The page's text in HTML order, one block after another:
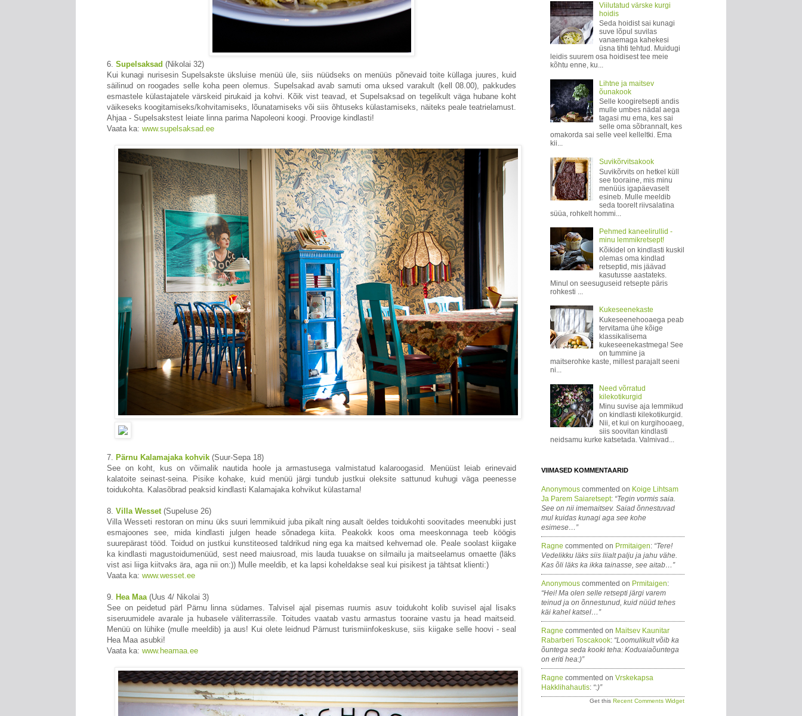
6. Supelsaksad (Nikolai 32)
Kui kunagi nurisesin Supelsakste üksluise menüü üle, siis nüüdseks on menüüs põnevaid toite küllaga juures, kuid
säilinud on roogades selle koha peen olemus. Supelsakad avab samuti oma uksed varakult (kell 08.00), pakkudes
esmastele külastajatele värskeid pirukaid ja kohvi. Kõik vist teavad, et Supelsaksad on tegelikult väga hubane koht
väikeseks koogitamiseks/kohvitamiseks, lõunatamiseks või siis õhtuseks külastamiseks, näiteks peale teatrielamust.
Ahjaa - Supelsakstest leiate linna parima Napoleoni koogi. Proovige kindlasti!
Vaata ka: www.supelsaksad.ee
7. Pärnu Kalamajaka kohvik (Suur-Sepa 18)
See on koht, kus on võimalik nautida hoole ja armastusega valmistatud kalaroogasid. Menüüst leiab erinevaid
kalatoite seinast-seina. Pisike kohake, kuid menüü järgi tundub justkui oleksite sattunud kuhugi väga peenesse
toidukohta. Kalasõbrad peaksid kindlasti Kalamajaka kohvikut külastama!
8. Villa Wesset (Supeluse 26)
Villa Wesseti restoran on minu üks suuri lemmikuid juba pikalt ning ausalt öeldes toidukohti soovitades meenubki just
esmajoones see, mida kindlasti julgen heade sõnadega kiita. Peakokk koos oma meeskonnaga teeb köögis
suurepärast tööd. Toidud on justkui kunstiteosed taldrikud ning ega ka maitsed kehvemad ole. Peale soolast kiigake
ka kindlasti magustoidumenüüd, sest need maiusroad, mis lauda tuuakse on silmailu ja maitseelamus omaette (läks
vist asi liiga kiitvaks ära, aga nii on:)) Mulle meeldib, et ka lapsi koheldakse seal kui pisikest ja tähtsat klienti:)
Vaata ka: www.wesset.ee
9. Hea Maa(Uus 4/ Nikolai 3)
See on peidetud pärl Pärnu linna südames. Talvisel ajal pisemas ruumis asuv toidukoht kolib suvisel ajal lisaks
siseruumidele avarale ja hubasele väliterrassile. Toitudes vaatab vastu armastus tooraine vastu ja head maitseid.
Menüü on lühike (mulle meeldib) ja aus! Kui olete leidnud Pärnust turismiinfokeskuse, siis kiigake selle hoovi - seal
Hea Maa asubki!
Vaata ka: www.heamaa.ee
Viilutatud värske kurgi
hoidis
Seda hoidist sai kunagi
suve lõpul suvilas
vanaemaga kahekesi
üsna tihti tehtud. Muidugi
leidis suurem osa hoidisest tee meie
kõhtu enne, ku...
Lihtne ja maitsev
õunakook
Selle koogiretsepti andis
mulle umbes nädal aega
tagasi mu ema, kes sai
selle oma sõbrannalt, kes
omakorda sai selle veel kelleltki. Ema
kii...
Suvikõrvitsakook
Suvikõrvits on hetkel küll
see tooraine, mis minu
menüüs igapäevaselt
esineb. Mulle meeldib
seda toorelt riivsalatina
süüa, rohkelt hommi...
Pehmed kaneelirullid -
minu lemmikretsept!
Kõikidel on kindlasti kuskil
olemas oma kindlad
retseptid, mis jäävad
kasutusse aastateks.
Minul on seesuguseid retsepte päris
rohkesti ...
Kukeseenekaste
Kukeseenehooaega peab
tervitama ühe kõige
klassikalisema
kukeseenekastmega! See
on tummine ja
maitserohke kaste, millest parajalt seeni
ni...
Need võrratud
kilekotikurgid
Minu suvise aja lemmikud
on kindlasti kilekotikurgid.
Nii, et kui on kurgihooaeg,
siis soovitan kindlasti
neidsamu kurke katsetada. Valmivad...
VIIMASED KOMMENTAARID
Anonymous commented on Koige Lihtsam
Ja Parem Saiaretsept: “Tegin vormis saia.
See on nii imemaitsev. Saiad õnnestuvad
mul kuidas kunagi aga see kohe
esimese…”
Ragne commented on Prmitaigen: “Tere!
Vedelikku läks siis liialt palju ja jahu vähe.
Kas õli läks ka ikka tainasse, see aitab…”
Anonymous commented on Prmitaigen:
“Hei! Ma olen selle retsepti järgi varem
teinud ja on õnnestunud, kuid nüüd tehes
käi kahel katsel…”
Ragne commented on Maitsev Kaunitar
Rabarberi Toscakook: “Loomulikult võib ka
õuntega seda kooki teha: Koduaiaõuntega
on eriti hea:)”
Ragne commented on Vrskekapsa
Hakklihahautis: “:)”
Get this Recent Comments Widget